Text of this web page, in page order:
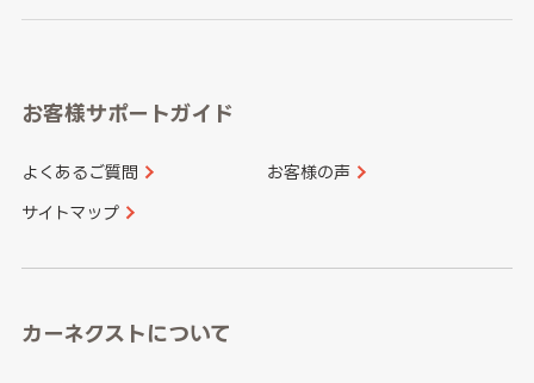
愛知県
和歌山県
山口県
香川県 愛媛県
長崎県
大分県 宮崎県
お客様サポートガイド
よくあるご質問 お客様の声
サイトマップ
カーネクストについて